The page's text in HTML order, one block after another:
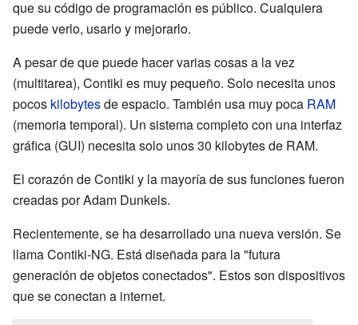
que su código de programación es público. Cualquiera
puede verlo, usarlo y mejorarlo.
A pesar de que puede hacer varias cosas a la vez
(multitarea), Contiki es muy pequeño. Solo necesita unos
pocos kilobytesde espacio. También usa muy poca RAM
(memoria temporal). Un sistema completo con una interfaz
gráfica (GUI) necesita solo unos 30 kilobytes de RAM.
El corazón de Contiki y la mayoría de sus funciones fueron
creadas por Adam Dunkels.
Recientemente, se ha desarrollado una nueva versión. Se
llama Contiki-NG. Está diseñada para la "futura
generación de objetos conectados". Estos son dispositivos
que se conectan a internet.